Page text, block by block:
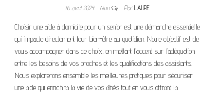
16 avril 2024 Non ParLAURE
Choisir une aide à domicile pour un senior est une démarche essentielle
qui impacte directement leur bien-être au quotidien. Notre objectif est de
vous accompagner dans ce choix, en mettant l’accent sur l’adéquation
entre les besoins de vos proches et les qualifications des assistants.
Nous explorerons ensemble les meilleures pratiques pour sécuriser
une aide qui enrichira la vie de vos aînés tout en vous offrant la